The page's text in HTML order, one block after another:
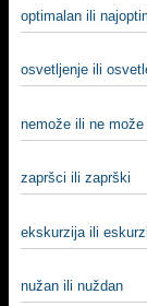
optimalan ili
osvetljenje ili
nemože ili ne može
zapršci ili zaprški
ekskurzija ili
nužan ili nuždan